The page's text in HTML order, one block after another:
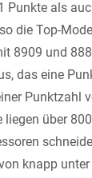
Punkte als
die Top-
8909 und
das eine
Punktzahl
über
knapp